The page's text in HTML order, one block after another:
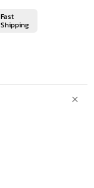
Fast
Shipping